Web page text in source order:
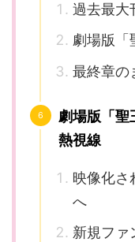
過去最大
劇場版「
最終章の
劇場版「聖
熱視線
映像化さ
へ
新規ファ